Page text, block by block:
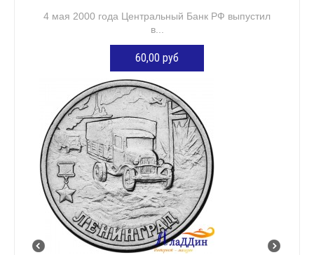
4 мая 2000 года Центральный Банк РФ выпустил
в...
60,00 руб
ДОБАВИТЬ В КОРЗИНУ